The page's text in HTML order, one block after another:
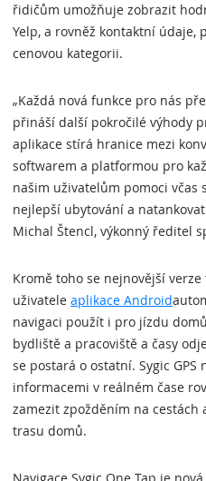
řidičům umožňuje zobrazit
Yelp, a rovněž kontaktní údaje,
cenovou kategorii.
„Každá nová funkce pro nás
přináší další pokročilé výhody
aplikace stírá hranice mezi
softwarem a platformou pro
našim uživatelům pomoci včas
nejlepší ubytování a
Michal Štencl, výkonný ředitel
Kromě toho se nejnovější
uživatele aplikace Android
navigaci použít i pro jízdu
bydliště a pracoviště a časy
se postará o ostatní. Sygic
informacemi v reálném čase
zamezit zpožděním na cestách
trasu domů.